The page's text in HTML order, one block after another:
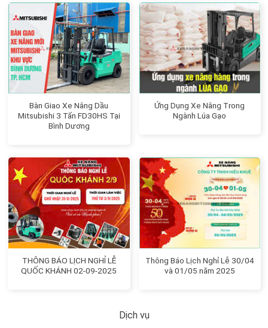
Bàn Giao Xe Nâng Dầu
Mitsubishi 3 Tấn FD30HS Tại
Bình Dương
Ứng Dụng Xe Nâng Trong
Ngành Lúa Gạo
THÔNG BÁO LỊCH NGHỈ LỄ
QUỐC KHÁNH 02-09-2025
Thông Báo Lịch Nghỉ Lễ 30/04
và 01/05 năm 2025
Dịch vụ